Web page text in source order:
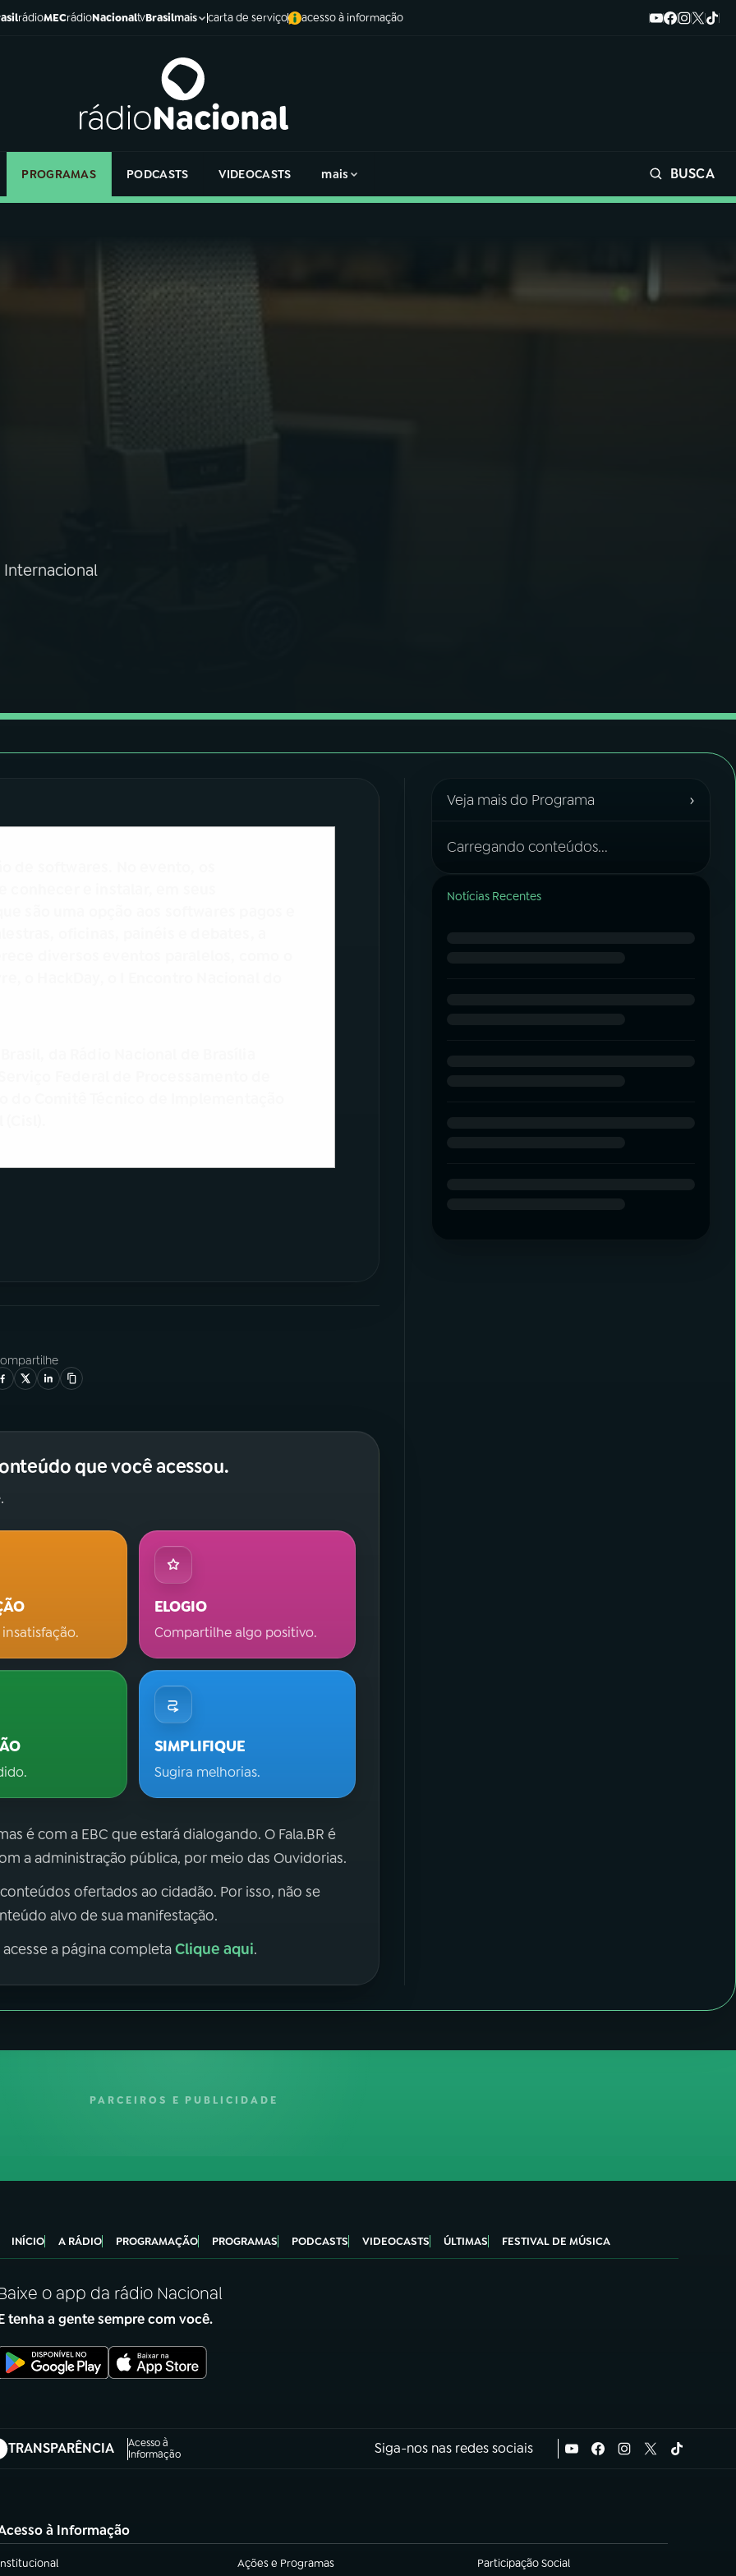
rádioMECrádioNacionaltvBrasilmais carta de serviço acesso à informação
PROGRAMAS PODCASTS VIDEOCASTS mais BUSCA
Internacional
que você acessou.
ELOGIO
Compartilhe algo positivo.
SIMPLIFIQUE
Sugira melhorias.
é com a EBC que estará dialogando. O Fala.BR é
a administração pública, por meio das Ouvidorias.
ofertados ao cidadão. Por isso, não se
alvo de sua manifestação.
a página completaClique aqui.
Veja mais do Programa ›
Carregando conteúdos...
Notícias Recentes
PARCEIROS E PUBLICIDADE
INÍCIO A RÁDIO PROGRAMAÇÃO PROGRAMAS PODCASTS VIDEOCASTS ÚLTIMAS FESTIVAL DE MÚSICA
Baixe o app da rádio Nacional
tenha a gente sempre com você.
TRANSPARÊNCIA
Acesso à
Informação
em nova aba) Siga-nos nas redes sociais
à Informação
em nova aba) Ações e Programas
(abre em nova aba) Participação Social
(abre em nova aba)